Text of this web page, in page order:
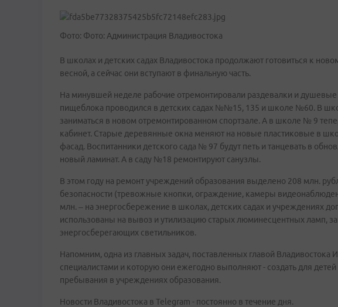
Фото: Фото: Администрация Владивостока
В школах и детских садах Владивостока продолжают готовиться к
весной, а сейчас они вступают в финальную часть.
На минувшей неделе рабочие отремонтировали раздевалки и
пищеблока проводился в детских садах №№15, 135 и школе №60. В
заниматься в новом отремонтированном спортзале. А в школе № 9
кабинет. Старые деревянные окна меняют на новые пластиковые в
фасад. Воспитанники детского сада № 97 будут петь и танцевать в
новый ламинат. А в саду №18 ремонтируют санузлы.
В этом году на ремонт учреждений образования выделено 208 млн.
безопасности (тревожные кнопки, ограждение, камеры
млн. – на энергосбережение в школах, детских садах и учреждениях
использованы на вывоз и утилизацию старых люминесцентных ламп,
энергосберегающих светильников.
Напомним, одна из главных задач, поставленных главой
специалистами и которую они ежегодно выполняют - создать для
пребывания в учреждениях образования.
Новости Владивостока в Telegram - постоянно в течение дня.